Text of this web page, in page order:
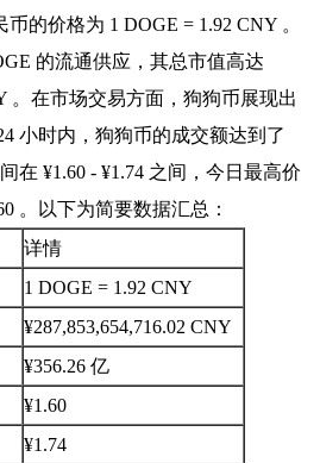
的价格为 1 DOGE = 1.92 CNY 。
的流通供应，其总市值高达
。在市场交易方面，狗狗币展现出
小时内，狗狗币的成交额达到了
在 ¥1.60 - ¥1.74 之间，今日最高价
。以下为简要数据汇总：
详情
1 DOGE = 1.92 CNY
¥287,853,654,716.02 CNY
¥356.26 亿
¥1.60
¥1.74